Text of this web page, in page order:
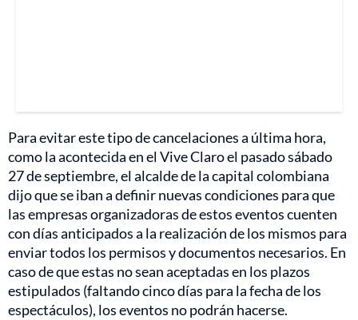
Para evitar este tipo de cancelaciones a última hora,
como la acontecida en el Vive Claro el pasado sábado
27 de septiembre, el alcalde de la capital colombiana
dijo que se iban a definir nuevas condiciones para que
las empresas organizadoras de estos eventos cuenten
con días anticipados a la realización de los mismos para
enviar todos los permisos y documentos necesarios. En
caso de que estas no sean aceptadas en los plazos
estipulados (faltando cinco días para la fecha de los
espectáculos), los eventos no podrán hacerse.